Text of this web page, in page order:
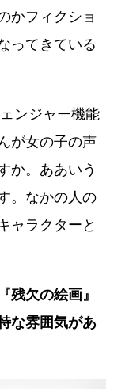
かフィクショ
ってきている
ンジャー機能
が女の子の声
か。ああいう
。なかの人の
ャラクターと
欠の絵画』
な雰囲気があ